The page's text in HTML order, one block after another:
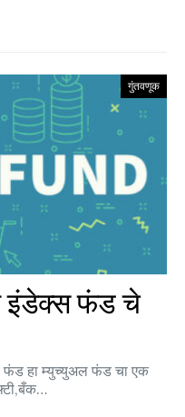
गुंतवणूक
इंडेक्स फंड चे
हा म्युच्युअल फंड चा एक